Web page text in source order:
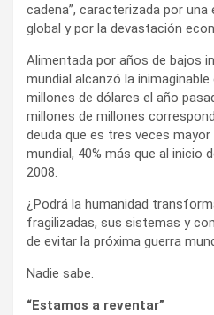
cadena”, caracterizada por
global y por la devastación
Alimentada por años de bajos
mundial alcanzó la
millones de dólares el año
millones de millones
deuda que es tres veces
mundial, 40% más que al inicio
2008.
¿Podrá la humanidad
fragilizadas, sus sistemas y
de evitar la próxima guerra
Nadie sabe.
“Estamos a reventar”